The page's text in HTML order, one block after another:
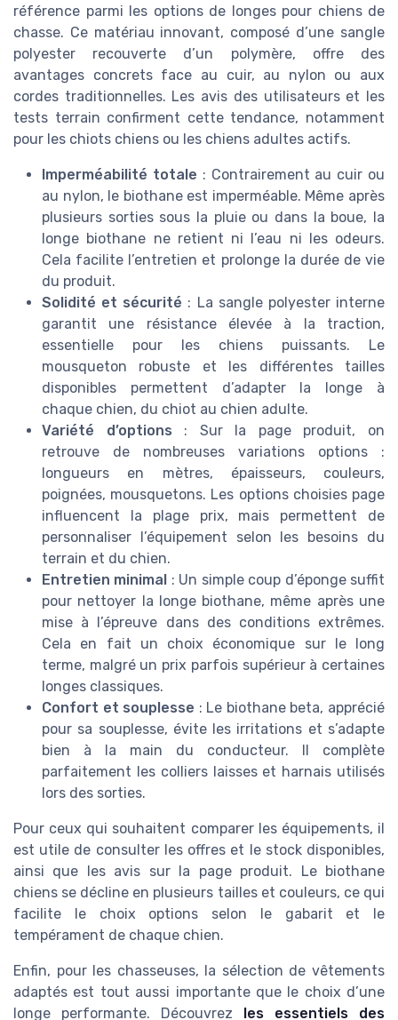
référence parmi les options de longes pour chiens de
chasse. Ce matériau innovant, composé d’une sangle
polyester recouverte d’un polymère, offre des
avantages concrets face au cuir, au nylon ou aux
cordes traditionnelles. Les avis des utilisateurs et les
tests terrain confirment cette tendance, notamment
pour les chiots chiens ou les chiens adultes actifs.
Imperméabilité totale : Contrairement au cuir ou
au nylon, le biothane est imperméable. Même après
plusieurs sorties sous la pluie ou dans la boue, la
longe biothane ne retient ni l’eau ni les odeurs.
Cela facilite l’entretien et prolonge la durée de vie
du produit.
Solidité et sécurité : La sangle polyester interne
garantit une résistance élevée à la traction,
essentielle pour les chiens puissants. Le
mousqueton robuste et les différentes tailles
disponibles permettent d’adapter la longe à
chaque chien, du chiot au chien adulte.
Variété d’options : Sur la page produit, on
retrouve de nombreuses variations options :
longueurs en mètres, épaisseurs, couleurs,
poignées, mousquetons. Les options choisies page
influencent la plage prix, mais permettent de
personnaliser l’équipement selon les besoins du
terrain et du chien.
Entretien minimal : Un simple coup d’éponge suffit
pour nettoyer la longe biothane, même après une
mise à l’épreuve dans des conditions extrêmes.
Cela en fait un choix économique sur le long
terme, malgré un prix parfois supérieur à certaines
longes classiques.
Confort et souplesse : Le biothane beta, apprécié
pour sa souplesse, évite les irritations et s’adapte
bien à la main du conducteur. Il complète
parfaitement les colliers laisses et harnais utilisés
lors des sorties.
Pour ceux qui souhaitent comparer les équipements, il
est utile de consulter les offres et le stock disponibles,
ainsi que les avis sur la page produit. Le biothane
chiens se décline en plusieurs tailles et couleurs, ce qui
facilite le choix options selon le gabarit et le
tempérament de chaque chien.
Enfin, pour les chasseuses, la sélection de vêtements
adaptés est tout aussi importante que le choix d’une
longe performante. Découvrez
les essentiels des